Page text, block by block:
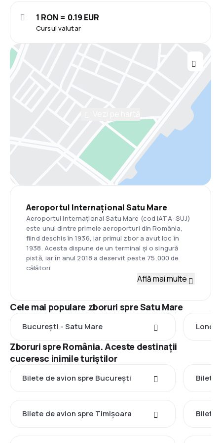
Cursul valutar
1 RON = 0.19 EUR
Aeroportul Internațional Satu Mare
Aeroportul Internațional Satu Mare (cod IATA: SUJ)
este unul dintre primele aeroporturi din România,
fiind deschis în 1936, iar primul zbor a avut loc în
1938. Acesta dispune de un terminal și o singură
pistă, iar în anul 2018 a deservit peste 75,000 de
călători.
Află mai multe
Cele mai populare zboruri spre Satu Mare
București - Satu Mare
Zboruri spre România. Aceste destinații
cuceresc inimile turiștilor
Bilete de avion spre București Bilete
Bilete de avion spre Timișoara Bilete